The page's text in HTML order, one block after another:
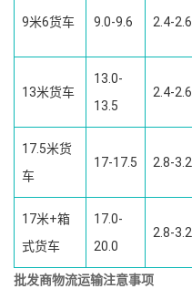
9米6货车 9.0-9.6 2.4-2.6
13米货车
13.0-
13.5
2.4-2.6
17.5米货
车
17-17.5 2.8-3.2
17米+箱
式货车
17.0-
20.0
2.8-3.2
批发商物流运输注意事项